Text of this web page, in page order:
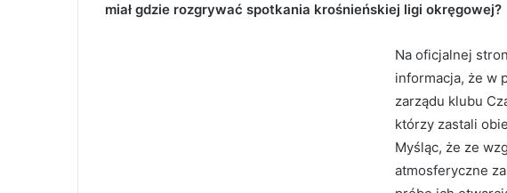
miał gdzie rozgrywać spotkania krośnieńskiej ligi okręgowej?
Na oficjalnej
informacja, że w
zarządu klubu
którzy zastali
Myśląc, że ze
atmosferyczne